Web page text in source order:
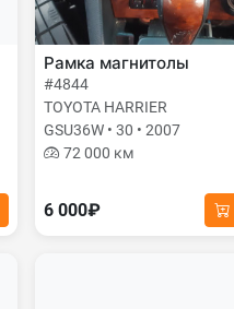
Рамка магнитолы
#4844
TOYOTA HARRIER
GSU36W • 30 • 2007
72 000 км
6 000₽